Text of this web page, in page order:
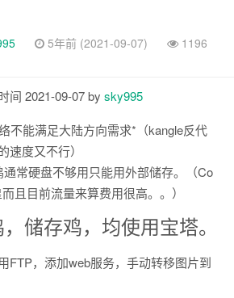
5年前 (2021-09-07)
1196
间 2021-09-07 by sky995
不能满足大陆方向需求*（kangle反代
速度又不行）
常硬盘不够用只能用外部储存。（Co
且目前流量来算费用很高。。）
储存鸡，均使用宝塔。
FTP，添加web服务，手动转移图片到